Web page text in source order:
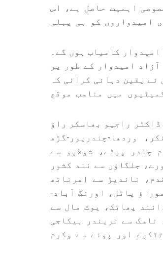
اہمیت حاصل ہے، اس
امیدواروں کو ہی پہلی
رویندر چوہان نے اعتماد ظاہر کیا کہ مہایوتی کے تمام 17 امیدوار کامیاب ہوں گے۔
امیدوار کے طور پر
یقین دہانی کرائی کہ
میں مناسب موقع
راجیو بھاسکر راؤ
وردھا-چندرپور-گڑھ
چندر پوٹے، شولاپو سے
جلگاؤں سے نند کشور
ناندیڑ سے امرناتھ
پاٹل، اورنگ آباد-
پھاٹک، یوت مال سے
ناسک سے نریندر بیکاجی
اور پونے سے وکرم